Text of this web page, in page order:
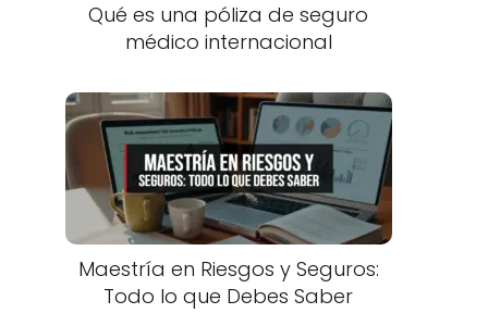
Qué es una póliza de seguro
médico internacional
Maestría en Riesgos y Seguros:
Todo lo que Debes Saber